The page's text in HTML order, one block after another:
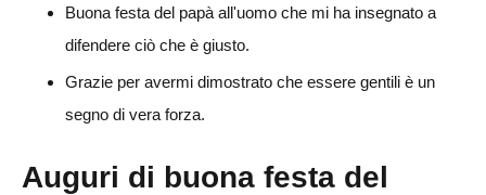
Buona festa del papà all'uomo che mi ha insegnato a
difendere ciò che è giusto.
Grazie per avermi dimostrato che essere gentili è un
segno di vera forza.
Auguri di buona festa del